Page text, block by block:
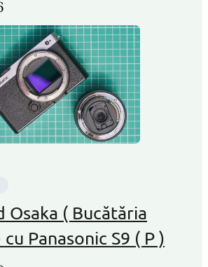
Osaka ( Bucătăria
Panasonic S9 ( P )